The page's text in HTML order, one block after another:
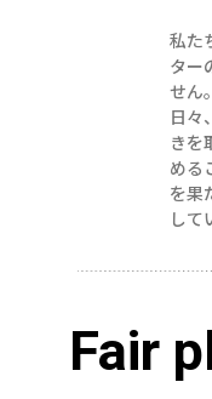
私た
ター
せん。
日々
きを
める
を果
して
Fair